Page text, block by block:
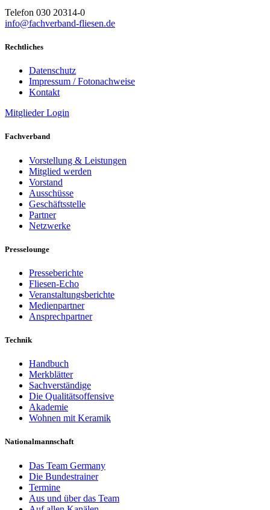
Telefon 030 20314-0
info@fachverband-fliesen.de
Rechtliches
Datenschutz
Impressum / Fotonachweise
Kontakt
Mitglieder Login
Fachverband
Vorstellung & Leistungen
Mitglied werden
Vorstand
Ausschüsse
Geschäftsstelle
Partner
Netzwerke
Presselounge
Presseberichte
Fliesen-Echo
Veranstaltungsberichte
Medienpartner
Ansprechpartner
Technik
Handbuch
Merkblätter
Sachverständige
Die Qualitätsoffensive
Akademie
Wohnen mit Keramik
Nationalmannschaft
Das Team Germany
Die Bundestrainer
Termine
Aus und über das Team